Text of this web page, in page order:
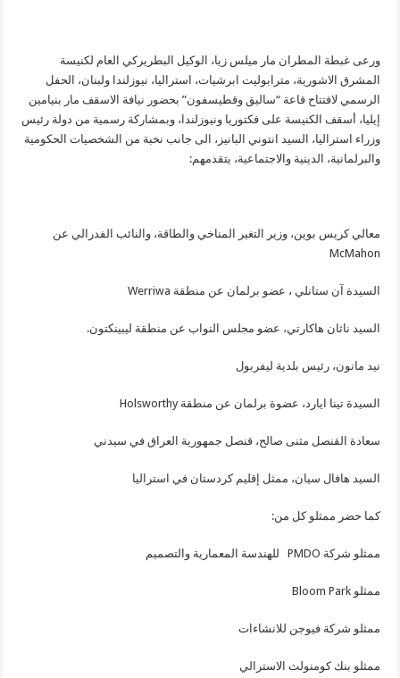
ورعى غبطة المطران مار ميلس زيا، الوكيل البطريركي العام لكنيسة
المشرق الاشورية، مترابوليت ابرشيات، استراليا، نيوزلندا ولبنان، الحفل
الرسمي لافتتاح قاعة “ساليق وقطيسفون” بحضور نيافة الاسقف مار بنيامين
إيليا، أسقف الكنيسة على فكتوريا ونيوزلندا، وبمشاركة رسمية من دولة رئيس
وزراء استراليا، السيد انتوني البانيز، الى جانب نخبة من الشخصيات الحكومية
والبرلمانية، الدينية والاجتماعية، يتقدمهم:
معالي كريس بوين، وزير التغير المناخي والطاقة، والنائب الفدرالي عن
McMahon
السيدة آن ستانلي ، عضو برلمان عن منطقة Werriwa
السيد ناثان هاكارتي، عضو مجلس النواب عن منطقة ليبينكتون.
نيد مانون، رئيس بلدية ليفربول
السيدة تينا ايارد، عضوة برلمان عن منطقة Holsworthy
سعادة القنصل مثنى صالح، قنصل جمهورية العراق في سيدني
السيد هافال سيان، ممثل إقليم كردستان في استراليا
كما حضر ممثلو كل من:
ممثلو شركة PMDO للهندسة المعمارية والتصميم
ممثلو Bloom Park
ممثلو شركة فيوجن للانشاءات
ممثلو بنك كومنولث الاسترالي